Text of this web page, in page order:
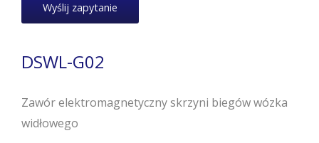
Wyślij zapytanie
DSWL-G02
Zawór elektromagnetyczny skrzyni biegów wózka
widłowego